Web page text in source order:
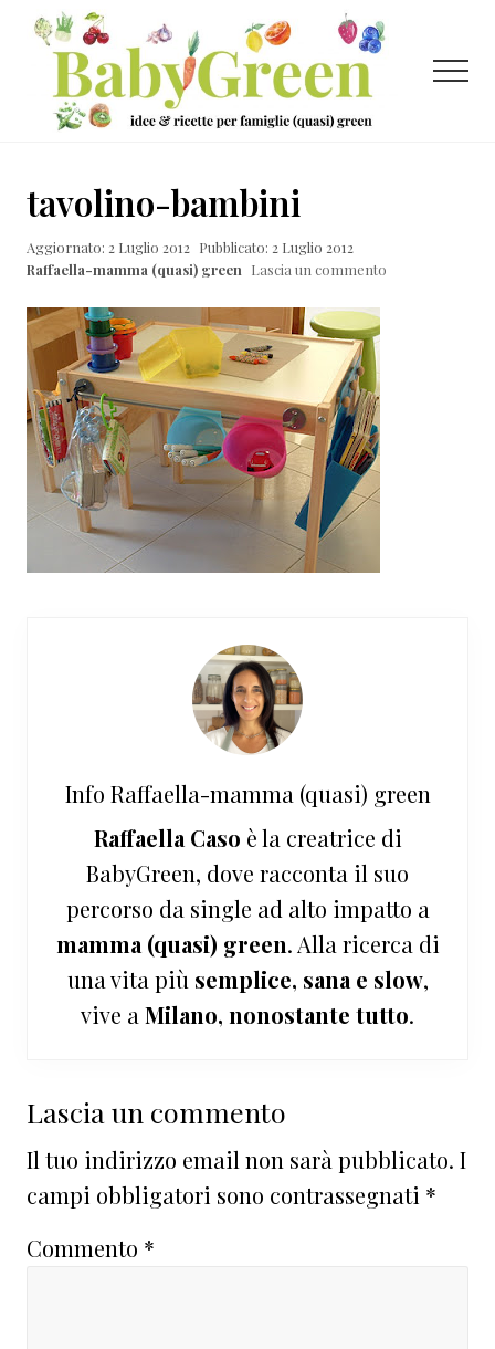
Menu
Passa
contenuto
principale
Passa
laterale
primaria
Passa
ricette
per
(quasi)
green
Menu
tavolino-bambini
Aggiornato: 2 Luglio 2012 Pubblicato: 2 Luglio 2012
Raffaella-mamma (quasi) green Lascia un commento
Info Raffaella-mamma (quasi) green
Raffaella Caso è la creatrice di
BabyGreen, dove racconta il suo
percorso da single ad alto impatto a
mamma (quasi) green. Alla ricerca di
una vita più semplice, sana e slow,
vive a Milano, nonostante tutto.
Interazioni
del
lettore
Lascia un commento
Il tuo indirizzo email non sarà pubblicato. I
campi obbligatori sono contrassegnati *
Commento *